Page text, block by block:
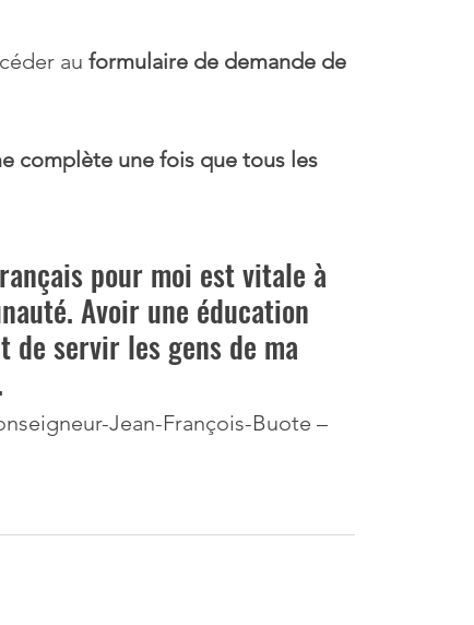
au formulaire de demande de
complète une fois que tous les
pour moi est vitale à
Avoir une éducation
de servir les gens de ma
Jean-François-Buote –